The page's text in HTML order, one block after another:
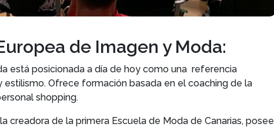
de Imagen y Moda:
está posicionada a día de hoy como una referencia
estilismo. Ofrece formación basada en el coaching de la
shopping.
creadora de la primera Escuela de Moda de Canarias, posee